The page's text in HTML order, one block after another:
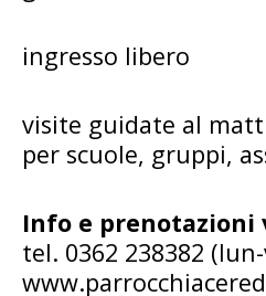
ingresso libero
visite guidate al
per scuole, gruppi,
Info e prenotazioni
tel. 0362 238382